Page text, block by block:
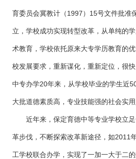
育委员会冀教计（1997） 15号文件批准
立，学校成功实现转型改革，从单纯的
术教育，学校依托原来大专学历教育的
校发展要求，重新谋化，重新定位，很
中专办学20年来，从学校毕业的学生近
大批道德素质高，专业技能强的社会实用
近年来，保定育德中等专业学校立
革步伐，不断探索改革新途径，如2011
工学校联合办学，实现了一加一大于二